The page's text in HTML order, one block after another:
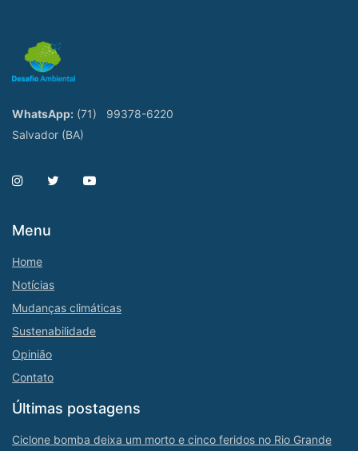
WhatsApp: (71)
99378-6220
Salvador (BA)
Menu
Home
Notícias
Mudanças climáticas
Sustenabilidade
Opinião
Contato
Últimas postagens
Ciclone bomba deixa um morto e cinco feridos no Rio Grande